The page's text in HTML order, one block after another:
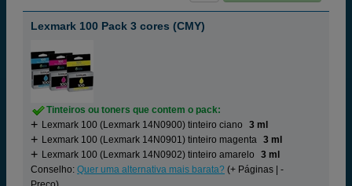
Lexmark 100 Pack 3 cores (CMY)
Tinteiros ou toners que contem o pack:
Lexmark 100 (Lexmark 14N0900) tinteiro ciano
3 ml
Lexmark 100 (Lexmark 14N0901) tinteiro magenta 3 ml
Lexmark 100 (Lexmark 14N0902) tinteiro amarelo
3 ml
Conselho: Quer uma alternativa mais barata? (+ Páginas | -